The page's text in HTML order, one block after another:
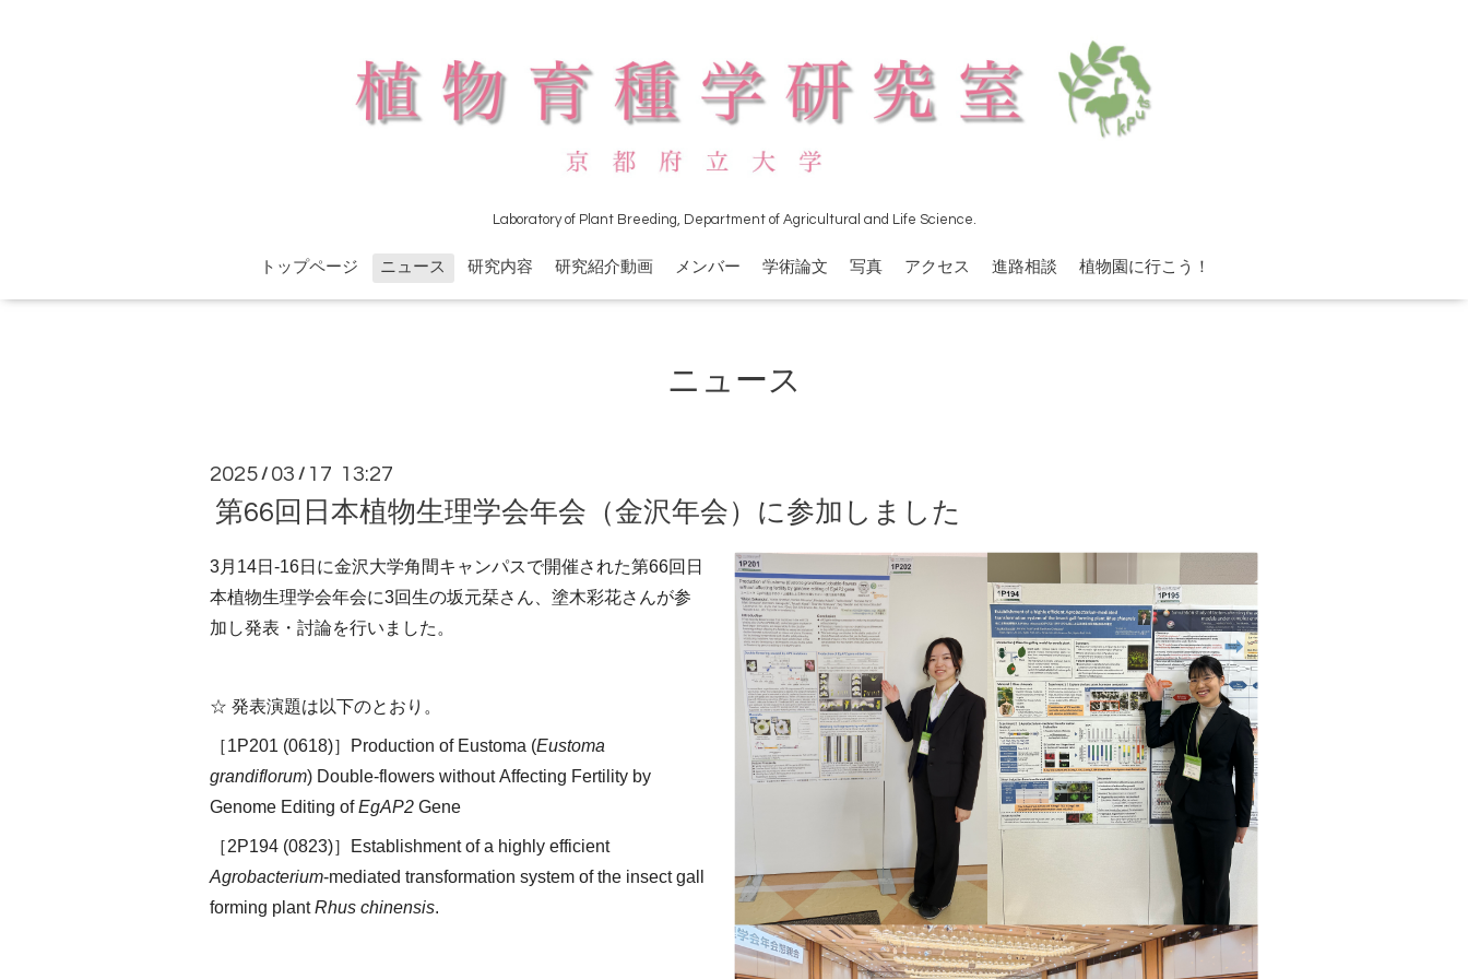
Laboratory of Plant Breeding, Department of Agricultural and Life Science.
トップページ ニュース 研究内容 研究紹介動画 メンバー 学術論文 写真 アクセス 進路相談 植物園に行こう！
ニュース
2025 / 03 / 17 13:27
第66回日本植物生理学会年会（金沢年会）に参加しました
3月14日-16日に金沢大学角間キャンパスで開催された第66回日
本植物生理学会年会に3回生の坂元栞さん、塗木彩花さんが参
加し発表・討論を行いました。
☆ 発表演題は以下のとおり。
［1P201 (0618)］ Production of Eustoma (Eustoma
grandiflorum) Double-flowers withoutAffecting Fertility by
Genome Editing ofEgAP2 Gene
［2P194 (0823)］
Establishment of a highly efficient
Agrobacterium-mediated transformation system of the insect gall
forming plantRhus chinensis.